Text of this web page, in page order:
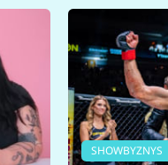
SHOWBYZNYS